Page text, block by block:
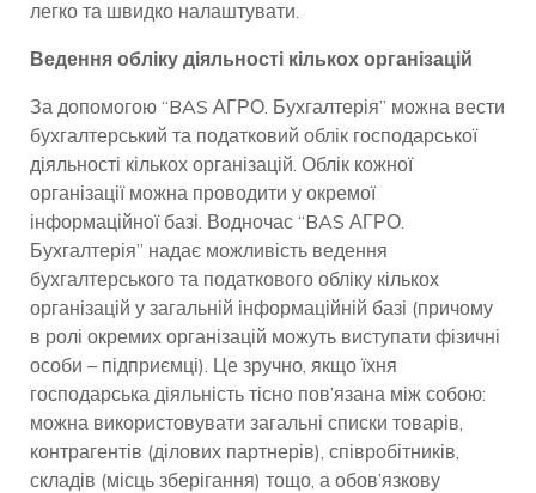
легко та швидко налаштувати.
Ведення обліку діяльності кількох організацій
За допомогою “BAS АГРО. Бухгалтерія” можна вести
бухгалтерський та податковий облік господарської
діяльності кількох організацій. Облік кожної
організації можна проводити у окремої
інформаційної базі. Водночас “BAS АГРО.
Бухгалтерія” надає можливість ведення
бухгалтерського та податкового обліку кількох
організацій у загальній інформаційній базі (причому
в ролі окремих організацій можуть виступати фізичні
особи – підприємці). Це зручно, якщо їхня
господарська діяльність тісно пов’язана між собою:
можна використовувати загальні списки товарів,
контрагентів (ділових партнерів), співробітників,
складів (місць зберігання) тощо, а обов’язкову